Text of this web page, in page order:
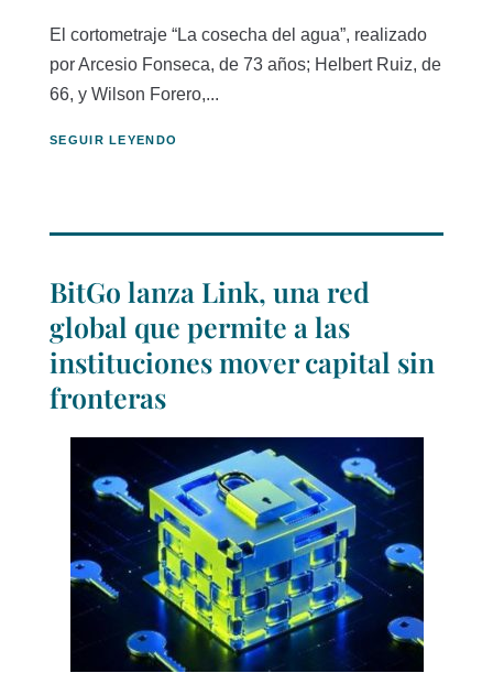
El cortometraje “La cosecha del agua”, realizado
por Arcesio Fonseca, de 73 años; Helbert Ruiz, de
66, y Wilson Forero,...
SEGUIR LEYENDO
BitGo lanza Link, una red
global que permite a las
instituciones mover capital sin
fronteras